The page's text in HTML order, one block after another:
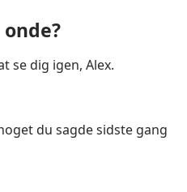
se dig igen, Alex.
du sagde sidste gang